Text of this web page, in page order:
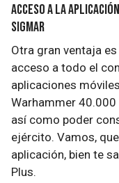
Acceso a la
Sigmar
Otra gran ventaja
acceso a todo el
aplicaciones
Warhammer
así como poder
ejército. Vamos,
aplicación, bien te
Plus.